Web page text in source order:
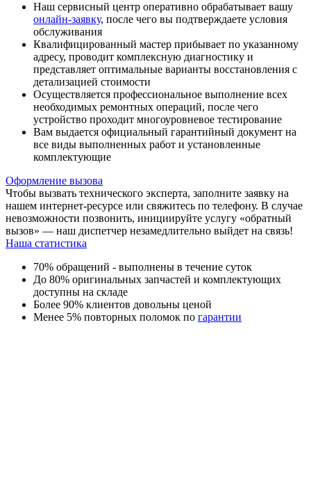
Наш сервисный центр оперативно обрабатывает вашу
онлайн-заявку, после чего вы подтверждаете условия
обслуживания
Квалифицированный мастер прибывает по указанному
адресу, проводит комплексную диагностику и
представляет оптимальные варианты восстановления с
детализацией стоимости
Осуществляется профессиональное выполнение всех
необходимых ремонтных операций, после чего
устройство проходит многоуровневое тестирование
Вам выдается официальный гарантийный документ на
все виды выполненных работ и установленные
комплектующие
Оформление вызова
Чтобы вызвать технического эксперта, заполните заявку на
нашем интернет-ресурсе или свяжитесь по телефону. В случае
невозможности позвонить, инициируйте услугу «обратный
вызов» — наш диспетчер незамедлительно выйдет на связь!
Наша статистика
70% обращений - выполнены в течение суток
До 80% оригинальных запчастей и комплектующих
доступны на складе
Более 90% клиентов довольны ценой
Менее 5% повторных поломок по гарантии